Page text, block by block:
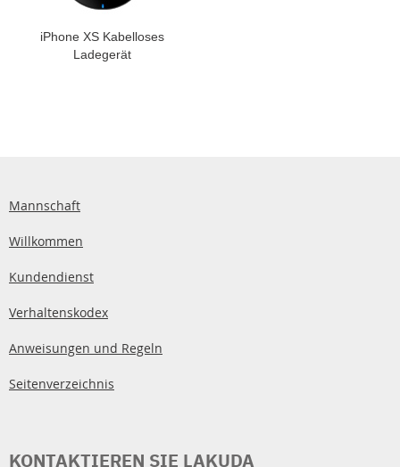
iPhone XS Kabelloses
Ladegerät
Mannschaft
Willkommen
Kundendienst
Verhaltenskodex
Anweisungen und Regeln
Seitenverzeichnis
KONTAKTIEREN SIE LAKUDA